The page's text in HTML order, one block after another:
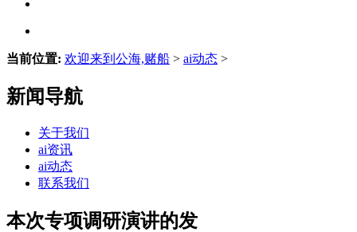
当前位置: 欢迎来到公海,赌船 > ai动态 >
新闻导航
关于我们
ai资讯
ai动态
联系我们
本次专项调研演讲的发